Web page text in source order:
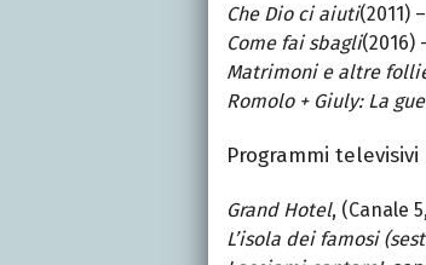
Che Dio ci aiuti(2011)
Come fai sbagli(2016)
Matrimoni e altre
Romolo + Giuly: La
Programmi televisivi
Grand Hotel, (Canale
L’isola dei famosi